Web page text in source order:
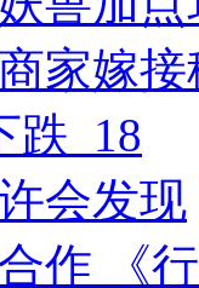
家嫁接
跌_18
会发现
作 《